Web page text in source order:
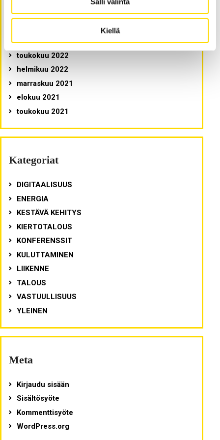
Kiellä
joulukuu 2024
lokakuu 2022
toukokuu 2022
helmikuu 2022
marraskuu 2021
elokuu 2021
toukokuu 2021
Kategoriat
DIGITAALISUUS
ENERGIA
KESTÄVÄ KEHITYS
KIERTOTALOUS
KONFERENSSIT
KULUTTAMINEN
LIIKENNE
TALOUS
VASTUULLISUUS
YLEINEN
Meta
Kirjaudu sisään
Sisältösyöte
Kommenttisyöte
WordPress.org